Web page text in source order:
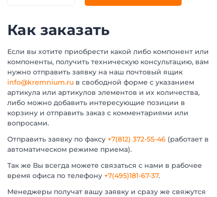
Как заказать
Если вы хотите приобрести какой либо компонент или
компоненты, получить техническую консультацию, вам
нужно отправить заявку на наш почтовый ящик
info@kremnium.ru в свободной форме с указанием
артикула или артикулов элементов и их количества,
либо можно добавить интересующие позиции в
корзину и отправить заказ с комментариями или
вопросами.
Отправить заявку по факсу +7(812) 372-55-46 (работает в
автоматическом режиме приема).
Так же Вы всегда можете связаться с нами в рабочее
время офиса по телефону +7(495)181-67-37.
Менеджеры получат вашу заявку и сразу же свяжутся